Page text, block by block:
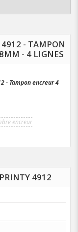
- TAMPON
- 4 LIGNES
- Tampon encreur 4
encreur
4912